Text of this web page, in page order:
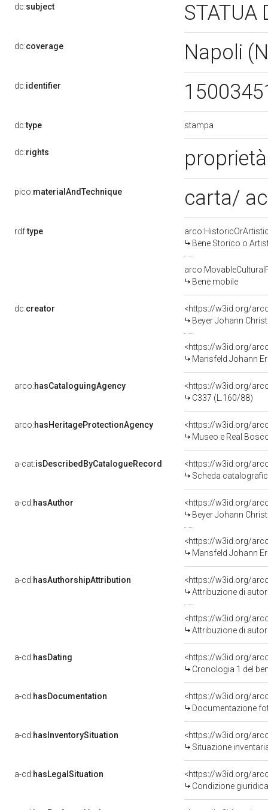
dc:subject STATUA
dc:coverage Napoli
dc:identifier
dc:type stampa
dc:rights
pico:materialAndTechnique carta/
rdf:type
Bene Storico o
Bene mobile
dc:creator
<https://w3id.org/
Beyer Johann
<https://w3id.org/
Mansfeld Johann
arco:hasCataloguingAgency
<https://w3id.org/
C337 (L.160/88)
arco:hasHeritageProtectionAgency
<https://w3id.org/
Museo e Real
a-cat:isDescribedByCatalogueRecord
<https://w3id.org/
Scheda
a-cd:hasAuthor
<https://w3id.org/
Beyer Johann
<https://w3id.org/
Mansfeld Johann
a-cd:hasAuthorshipAttribution
<https://w3id.org/
Attribuzione di
<https://w3id.org/
Attribuzione di
a-cd:hasDating
<https://w3id.org/
Cronologia 1 del
a-cd:hasDocumentation
Documentazione
a-cd:hasInventorySituation
<https://w3id.org/
Situazione
a-cd:hasLegalSituation
<https://w3id.org/
Condizione